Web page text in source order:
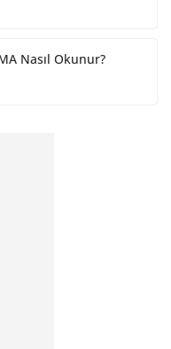
Nasıl Okunur?